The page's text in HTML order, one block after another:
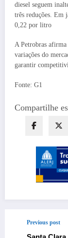
diesel seguem
três reduções. Em
0,22 por litro
A Petrobras afirma
variações do
garantir
Fonte: G1
Compartilhe
Previous post